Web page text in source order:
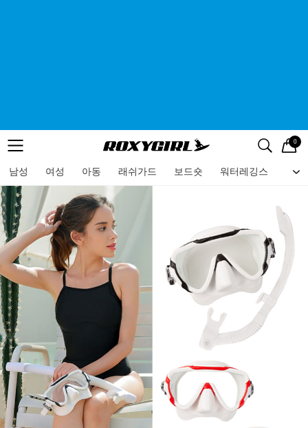
메뉴 검색
로고 0
남성 여성 아동 래쉬가드 보드숏 워터레깅스 비
메뉴